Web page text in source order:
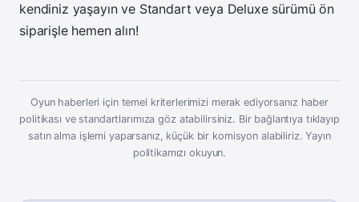
kendiniz yaşayın ve Standart veya Deluxe sürümü ön
siparişle hemen alın!
Oyun haberleri için temel kriterlerimizi merak ediyorsanız haber
politikası ve standartlarımıza göz atabilirsiniz. Bir bağlantıya tıklayıp
satın alma işlemi yaparsanız, küçük bir komisyon alabiliriz.Yayın
politikamızı okuyun.